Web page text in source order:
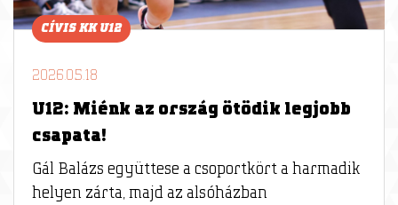
CÍVIS KK U12
2026.05.18
U12: Miénk az ország ötödik legjobb
csapata!
Gál Balázs együttese a csoportkört a harmadik
helyen zárta, majd az alsóházban